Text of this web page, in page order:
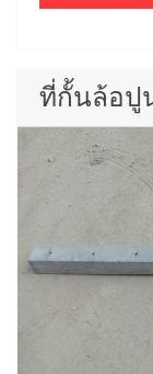
ที่กั้นล้อปู